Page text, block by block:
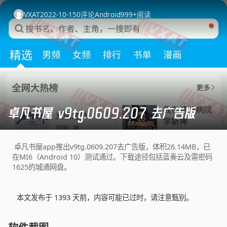
VXAT2022-10-150评论Android999+阅读
卓凡书屋 v9tg.0609.207 去广告版
卓凡书屋app推出v9tg.0609.207去广告版，体积26.14MB，已
在MI6（Android 10）测试通过。下载途径包括蓝奏云及需密码
1625的城通网盘。
本文发布于 1393 天前，内容可能已过时，请注意甄别。